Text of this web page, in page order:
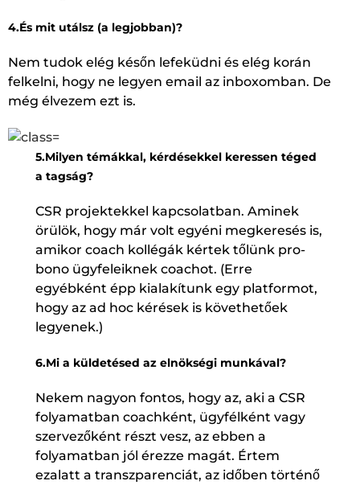
4.És mit utálsz (a legjobban)?
Nem tudok elég későn lefeküdni és elég korán
felkelni, hogy ne legyen email az inboxomban. De
még élvezem ezt is.
5.Milyen témákkal, kérdésekkel keressen téged
a tagság?
CSR projektekkel kapcsolatban. Aminek
örülök, hogy már volt egyéni megkeresés is,
amikor coach kollégák kértek tőlünk pro-
bono ügyfeleiknek coachot. (Erre
egyébként épp kialakítunk egy platformot,
hogy az ad hoc kérések is követhetőek
legyenek.)
6.Mi a küldetésed az elnökségi munkával?
Nekem nagyon fontos, hogy az, aki a CSR
folyamatban coachként, ügyfélként vagy
szervezőként részt vesz, az ebben a
folyamatban jól érezze magát. Értem
ezalatt a transzparenciát, az időben történő